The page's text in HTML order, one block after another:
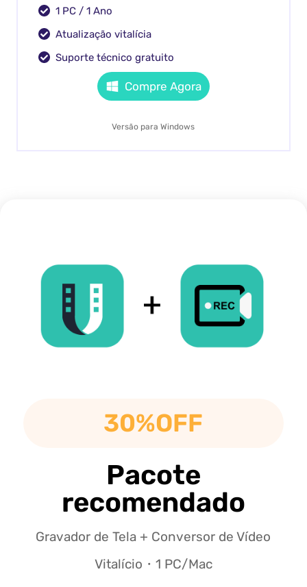
1 PC / 1 Ano
Atualização vitalícia
Suporte técnico gratuito
Compre Agora
Versão para Windows
30%OFF
Pacote
recomendado
Gravador de Tela + Conversor de Vídeo
Vitalício・1 PC/Mac